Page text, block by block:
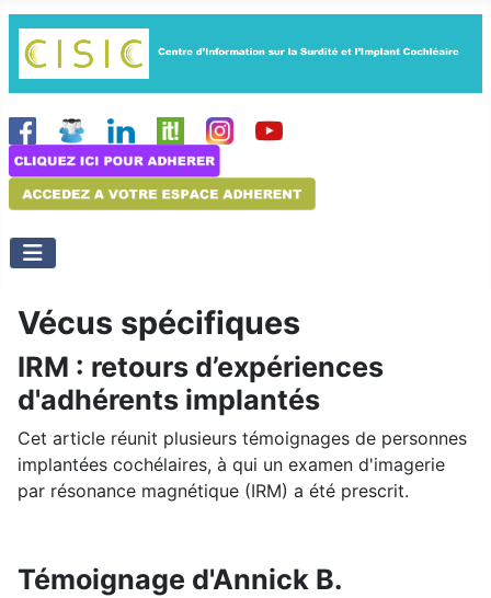
Vécus spécifiques
IRM : retours d’expériences
d'adhérents implantés
Cet article réunit plusieurs témoignages de personnes
implantées cochélaires, à qui un examen d'imagerie
par résonance magnétique (IRM) a été prescrit.
Témoignage d'Annick B.